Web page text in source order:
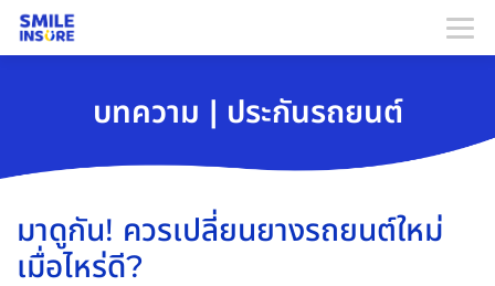
บทความ | ประกันรถยนต์
มาดูกัน! ควรเปลี่ยนยางรถยนต์ใหม่
เมื่อไหร่ดี?